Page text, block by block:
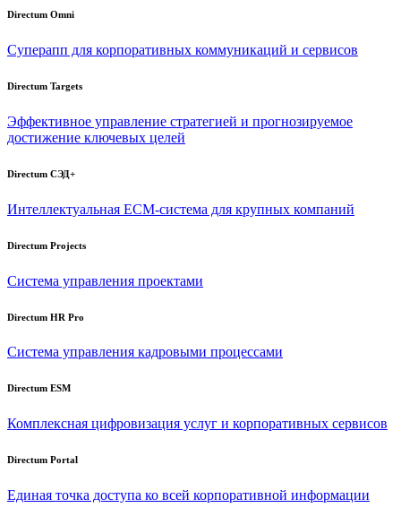
Directum Omni
Суперапп для корпоративных коммуникаций и сервисов
Directum Targets
Эффективное управление стратегией и прогнозируемое
достижение ключевых целей
Directum СЭД+
Интеллектуальная ECM-система для крупных компаний
Directum Projects
Система управления проектами
Directum HR Pro
Система управления кадровыми процессами
Directum ESM
Комплексная цифровизация услуг и корпоративных сервисов
Directum Portal
Единая точка доступа ко всей корпоративной информации